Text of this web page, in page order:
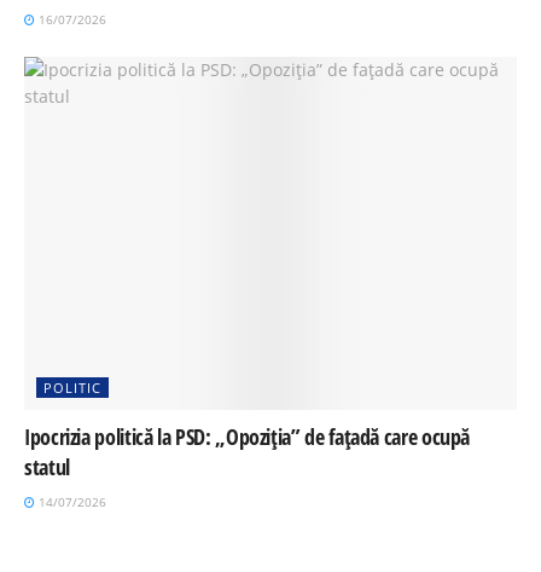
16/07/2026
POLITIC
Ipocrizia politică la PSD: „Opoziția” de fațadă care ocupă
statul
14/07/2026